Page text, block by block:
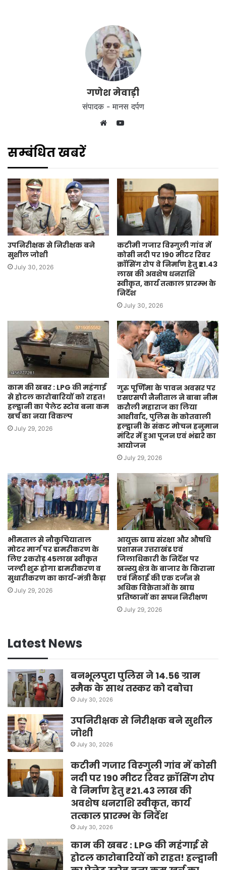
गणेश मेवाड़ी
संपादक - मानस दर्पण
YouTube
सम्बंधित खबरें
उपनिरीक्षक से निरीक्षक बने
सुशील जोशी
July 30, 2026
कटीमी गजार विस्गुली गांव में
कोसी नदी पर 190 मीटर रिवर
क्रॉसिंग रोप वे निर्माण हेतु ₹21.43
लाख की अवशेष धनराशि
स्वीकृत, कार्य तत्काल प्रारम्भ के
निर्देश
July 30, 2026
काम की खबर : LPG की महंगाई
से होटल कारोबारियों को राहत!
हल्द्वानी का पेलेट स्टोव बना कम
खर्च का नया विकल्प
July 29, 2026
गुरु पूर्णिमा के पावन अवसर पर
एसएसपी नैनीताल ने बाबा नीम
करौली महाराज का लिया
आशीर्वाद, पुलिस के कोतवाली
हल्द्वानी के संकट मोचन हनुमान
मंदिर में हुआ पूजन एवं भंडारे का
आयोजन
July 29, 2026
भीमताल से नौकुचियाताल
मोटर मार्ग पर डामरीकरण के
लिए 2करोड़ 45लाख स्वीकृत
जल्दी शुरू होगा डामरीकरण व
सुधारीकरण का कार्य-मंत्री कैड़ा
July 29, 2026
आयुक्त खाद्य संरक्षा और औषधि
प्रशासन उत्तराखंड एवं
जिलाधिकारी के निर्देश पर
खन्स्यु क्षेत्र के बाजार के किराना
एवं मिठाई की एक दर्जन से
अधिक विक्रेताओं के खाद्य
प्रतिष्ठानों का सघन निरीक्षण
July 29, 2026
Latest News
बनभूलपुरा पुलिस ने 14.56 ग्राम
स्मैक के साथ तस्कर को दबोचा
July 30, 2026
उपनिरीक्षक से निरीक्षक बने सुशील
जोशी
July 30, 2026
कटीमी गजार विस्गुली गांव में कोसी
नदी पर 190 मीटर रिवर क्रॉसिंग रोप
वे निर्माण हेतु ₹21.43 लाख की
अवशेष धनराशि स्वीकृत, कार्य
तत्काल प्रारम्भ के निर्देश
July 30, 2026
काम की खबर : LPG की महंगाई से
होटल कारोबारियों को राहत! हल्द्वानी